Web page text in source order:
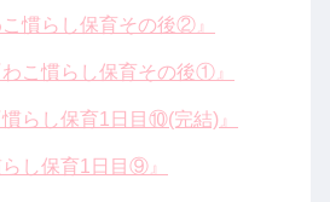
慣らし保育その後②』
こ慣らし保育その後①』
らし保育1日目⑩(完結)』
し保育1日目⑨』